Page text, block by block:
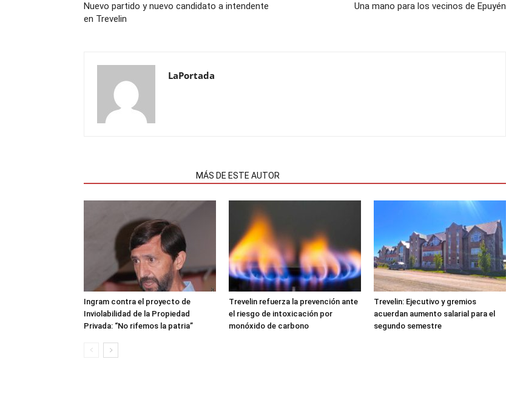
Nuevo partido y nuevo candidato a intendente
en Trevelin
Una mano para los vecinos de Epuyén
LaPortada
MÁS DE ESTE AUTOR
Ingram contra el proyecto de
Inviolabilidad de la Propiedad
Privada: “No rifemos la patria”
Trevelin refuerza la prevención ante
el riesgo de intoxicación por
monóxido de carbono
Trevelin: Ejecutivo y gremios
acuerdan aumento salarial para el
segundo semestre